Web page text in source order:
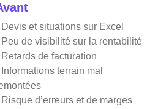
Devis et situations sur Excel
Peu de visibilité sur la rentabilité
Retards de facturation
Informations terrain mal
Risque d’erreurs et de marges